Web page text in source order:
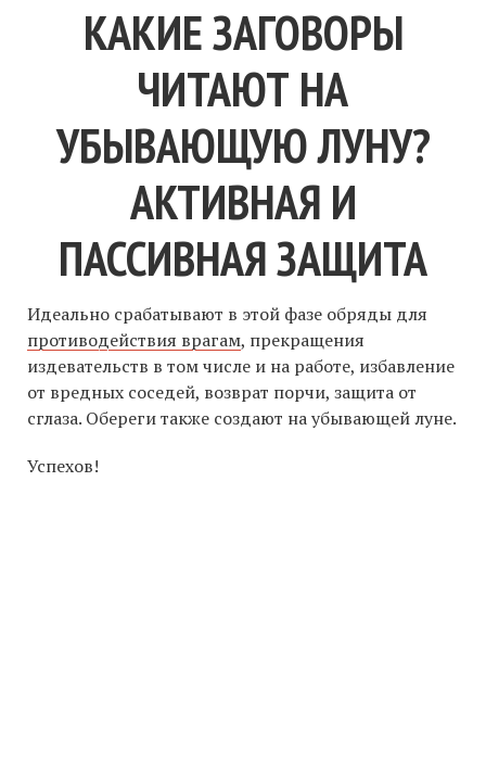
КАКИЕ ЗАГОВОРЫ
ЧИТАЮТ НА
УБЫВАЮЩУЮ ЛУНУ?
АКТИВНАЯ И
ПАССИВНАЯ ЗАЩИТА
Идеально срабатывают в этой фазе обряды для
противодействия врагам, прекращения
издевательств в том числе и на работе, избавление
от вредных соседей, возврат порчи, защита от
сглаза. Обереги также создают на убывающей луне.
Успехов!